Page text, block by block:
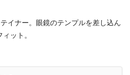
イナー。眼鏡のテンプルを差し込ん
ット。